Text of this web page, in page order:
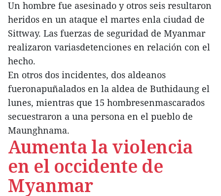
Un hombre fue asesinado y otros seis resultaron
heridos en un ataque el martes enla ciudad de
Sittway. Las fuerzas de seguridad de Myanmar
realizaron variasdetenciones en relación con el
hecho.
En otros dos incidentes, dos aldeanos
fueronapuñalados en la aldea de Buthidaung el
lunes, mientras que 15 hombresenmascarados
secuestraron a una persona en el pueblo de
Maunghnama.
Aumenta la violencia
en el occidente de
Myanmar